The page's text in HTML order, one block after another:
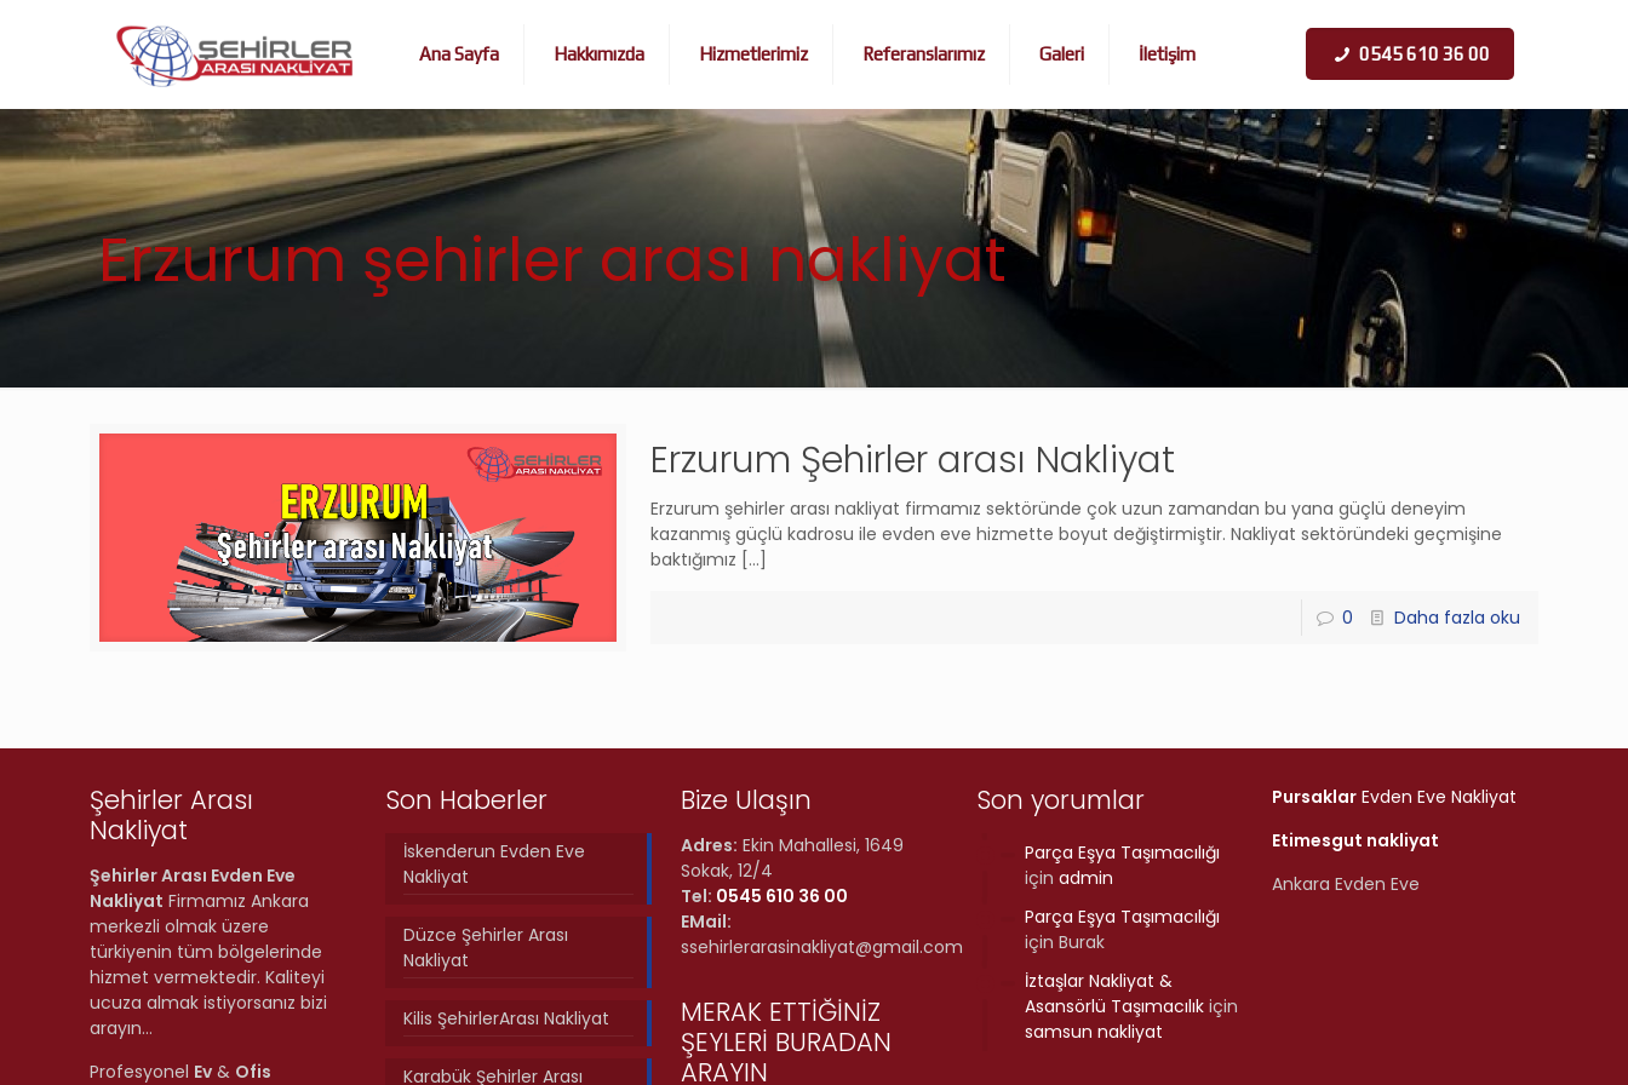
Ana Sayfa Hakkımızda Hizmetlerimiz Referanslarımız Galeri İletişim 0545 610 36 00
Erzurum şehirler arası nakliyat
Erzurum Şehirler arası Nakliyat
Erzurum şehirler arası nakliyat firmamız sektöründe çok uzun zamandan bu yana güçlü deneyim
kazanmış güçlü kadrosu ile evden eve hizmette boyut değiştirmiştir. Nakliyat sektöründeki geçmişine
baktığımız […]
0 Daha fazla oku
Şehirler Arası
Nakliyat
Şehirler Arası Evden Eve
Nakliyat Firmamız Ankara
merkezli olmak üzere
türkiyenin tüm bölgelerinde
hizmet vermektedir. Kaliteyi
ucuza almak istiyorsanız bizi
arayın…
Profesyonel Ev & Ofis
Son Haberler
İskenderun Evden Eve
Nakliyat
Düzce Şehirler Arası
Nakliyat
Kilis ŞehirlerArası Nakliyat
Karabük Şehirler Arası
Bize Ulaşın
Adres: Ekin Mahallesi, 1649
Sokak, 12/4
Tel: 0545 610 36 00
EMail:
ssehirlerarasinakliyat@gmail.com
MERAK ETTİĞİNİZ
ŞEYLERİ BURADAN
ARAYIN
Son yorumlar
Parça Eşya Taşımacılığı
içinadmin
Parça Eşya Taşımacılığı
içinBurak
İztaşlar Nakliyat &
Asansörlü Taşımacılık için
samsun nakliyat
Pursaklar Evden Eve Nakliyat
Etimesgut nakliyat
Ankara Evden Eve